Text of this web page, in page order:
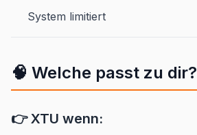
System limitiert
🧠 Welche passt zu dir?
👉 XTU wenn: